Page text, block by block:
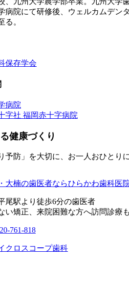
病院にて研修後、ウェルカムデン
る。
保存学会
病院
字社 福岡赤十字病院
健康づくり
予防」を大切に、お一人おひとり
尾駅より徒歩6分の歯医者
い矯正、来院困難な方へ訪問診療
761-818